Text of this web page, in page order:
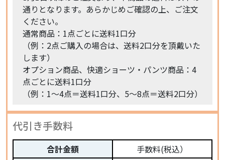
通りとなります。あらかじめご確認の上、ご注文
ください。
通常商品：1点ごとに送料1口分
（例：2点ご購入の場合は、送料2口分を頂戴いた
します）
オプション商品、快適ショーツ・パンツ商品：4
点ごとに送料1口分
（例：1〜4点＝送料1口分、5〜8点＝送料2口分）
代引き手数料
合計金額
手数料(税込）